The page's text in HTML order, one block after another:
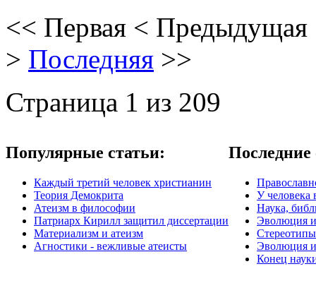
<< Первая < Предыдущая
> Последняя >>
Страница 1 из 209
Популярные статьи:
Каждый третий человек христианин
Теория Демокрита
Атеизм в философии
Патриарх Кирилл защитил диссертации
Материализм и атеизм
Агностики - вежливые атеисты
Последние
У человека
Наука,
Эволюция
Эволюция и
Конец